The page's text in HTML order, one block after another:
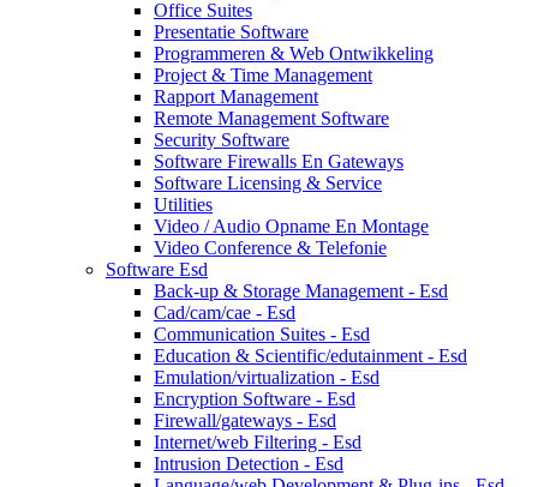
Office Suites
Presentatie Software
Programmeren & Web Ontwikkeling
Project & Time Management
Rapport Management
Remote Management Software
Security Software
Software Firewalls En Gateways
Software Licensing & Service
Utilities
Video / Audio Opname En Montage
Video Conference & Telefonie
Software Esd
Back-up & Storage Management - Esd
Cad/cam/cae - Esd
Communication Suites - Esd
Education & Scientific/edutainment - Esd
Emulation/virtualization - Esd
Encryption Software - Esd
Firewall/gateways - Esd
Internet/web Filtering - Esd
Intrusion Detection - Esd